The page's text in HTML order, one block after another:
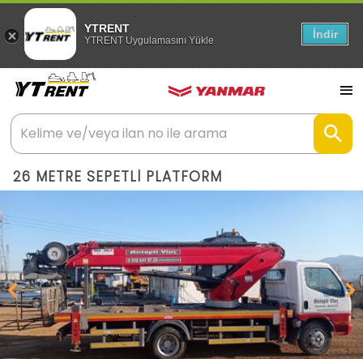
YTRENT
YTRENT Uygulamasını Yükle İndir
26 METRE SEPETLİ PLATFORM